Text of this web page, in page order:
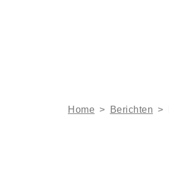
Home > Berichten >